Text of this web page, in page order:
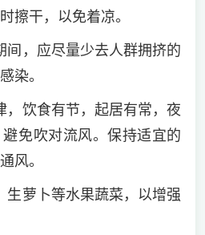
擦干，以免着凉。
，应尽量少去人群拥挤的
染。
饮食有节，起居有常，夜
免吹对流风。保持适宜的
风。
萝卜等水果蔬菜，以增强